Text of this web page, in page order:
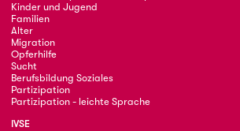
Kinder und Jugend
Familien
Alter
Migration
Opferhilfe
Sucht
Berufsbildung Soziales
Partizipation
Partizipation - leichte Sprache
IVSE